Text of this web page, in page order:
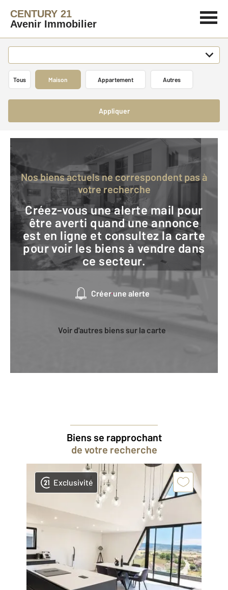
CENTURY 21
Avenir Immobilier
Tous Maison Appartement Autres
Appliquer
Nos biens actuels ne correspondent pas à
votre recherche
Créez-vous une alerte mail pour
être averti quand une annonce
est en ligne et consultez la carte
pour voir les biens à vendre dans
ce secteur.
Créer une alerte
Voir d'autres biens sur la carte
Biens se rapprochant
de votre recherche
Exclusivité